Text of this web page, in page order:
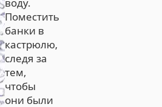
Поместить
банки в
кастрюлю,
следя за
тем,
чтобы
они были